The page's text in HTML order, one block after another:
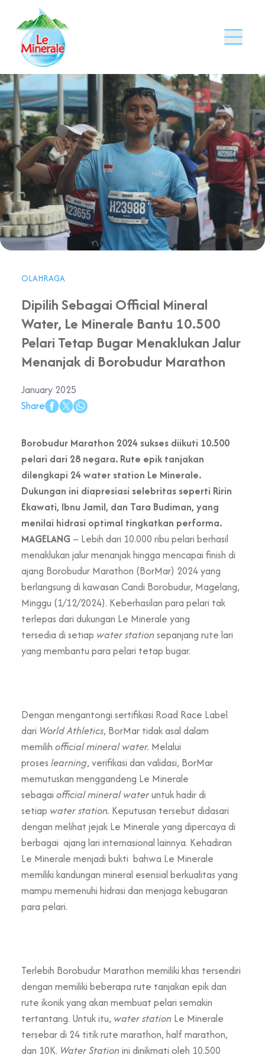
OLAHRAGA
Dipilih Sebagai Official Mineral
Water, Le Minerale Bantu 10.500
Pelari Tetap Bugar Menaklukan Jalur
Menanjak di Borobudur Marathon
January 2025
Share
Borobudur Marathon 2024 sukses diikuti 10.500
pelari dari 28 negara. Rute epik tanjakan
dilengkapi 24 water station Le Minerale.
Dukungan ini diapresiasi selebritas seperti Ririn
Ekawati, Ibnu Jamil, dan Tara Budiman, yang
menilai hidrasi optimal tingkatkan performa.
MAGELANG – Lebih dari 10.000 ribu pelari berhasil
menaklukan jalur menanjak hingga mencapai finish di
ajang Borobudur Marathon (BorMar) 2024 yang
berlangsung di kawasan Candi Borobudur, Magelang,
Minggu (1/12/2024). Keberhasilan para pelari tak
terlepas dari dukungan Le Minerale yang
tersedia di setiap water station sepanjang rute lari
yang membantu para pelari tetap bugar.
Dengan mengantongi sertifikasi Road Race Label
dari World Athletics, BorMar tidak asal dalam
memilih official mineral water. Melalui
proses learning, verifikasi dan validasi, BorMar
memutuskan menggandeng Le Minerale
sebagai official mineral wateruntuk hadir di
setiap water station. Keputusan tersebut didasari
dengan melihat jejak Le Minerale yang dipercaya di
berbagai ajang lari internasional lainnya. Kehadiran
Le Minerale menjadi bukti bahwa Le Minerale
memiliki kandungan mineral esensial berkualitas yang
mampu memenuhi hidrasi dan menjaga kebugaran
para pelari.
Terlebih Borobudur Marathon memiliki khas tersendiri
dengan memiliki beberapa rute tanjakan epik dan
rute ikonik yang akan membuat pelari semakin
tertantang. Untuk itu, water station Le Minerale
tersebar di 24 titikrute marathon, half marathon,
dan 10K. Water Station ini dinikmati oleh 10.500